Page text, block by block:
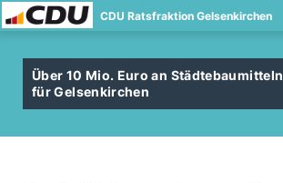
CDU Ratsfraktion Gelsenkirchen
Über 10 Mio. Euro an Städtebaumitteln
für Gelsenkirchen